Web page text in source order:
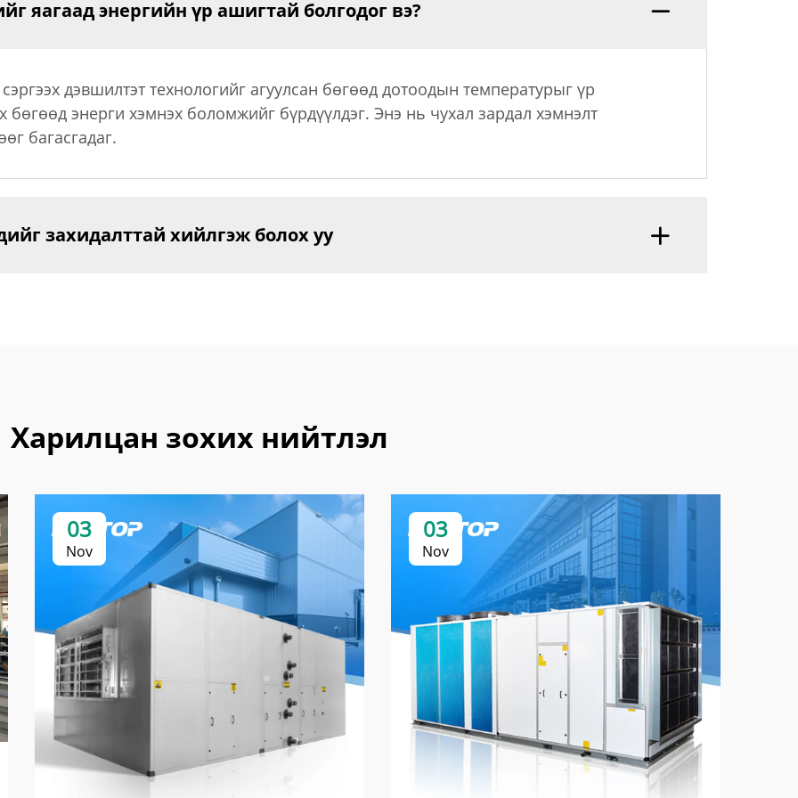
яагаад энергийн үр ашигтай болгодог вэ?
дэвшилтэт технологийг агуулсан бөгөөд дотоодын температурыг үр
бөгөөд энерги хэмнэх боломжийг бүрдүүлдэг. Энэ нь чухал зардал хэмнэлт
багасгадаг.
захидалттай хийлгэж болох уу
Харилцан зохих нийтлэл
03
Nov
03
Nov